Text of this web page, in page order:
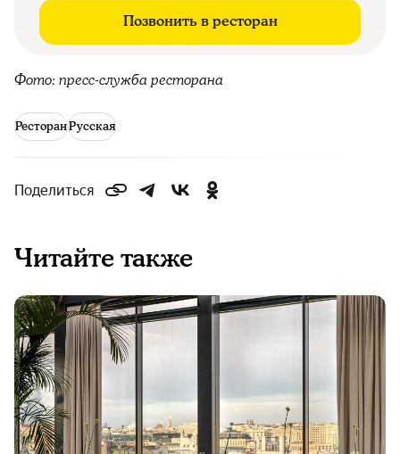
Позвонить в ресторан
Фото: пресс-служба ресторана
РесторанРусская
Поделиться
Читайте также